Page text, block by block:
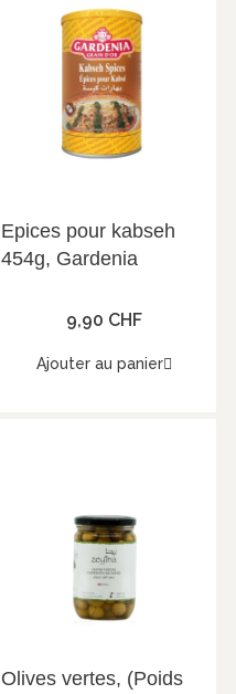
Epices pour kabseh
454g, Gardenia
9,90 CHF
Ajouter au panier
Olives vertes, (Poids